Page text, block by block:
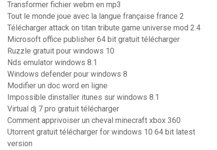
Transformer fichier webm en mp3
Tout le monde joue avec la langue française france 2
Télécharger attack on titan tribute game universe mod 2.4
Microsoft office publisher 64 bit gratuit télécharger
Ruzzle gratuit pour windows 10
Nds emulator windows 8.1
Windows defender pour windows 8
Modifier un doc word en ligne
Impossible dinstaller itunes sur windows 8.1
Virtual dj 7 pro gratuit télécharger
Comment apprivoiser un cheval minecraft xbox 360
Utorrent gratuit télécharger for windows 10 64 bit latest
version